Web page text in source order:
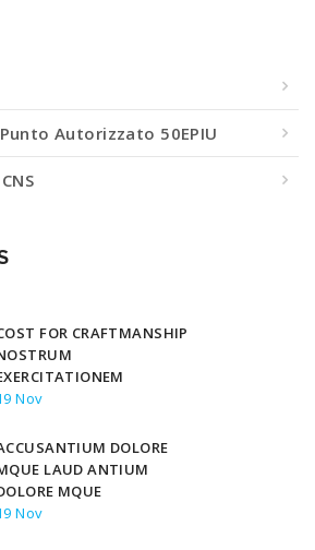
Autorizzato 50EPIU
FOR CRAFTMANSHIP
Nov
DOLORE
LAUD ANTIUM
MQUE
Nov